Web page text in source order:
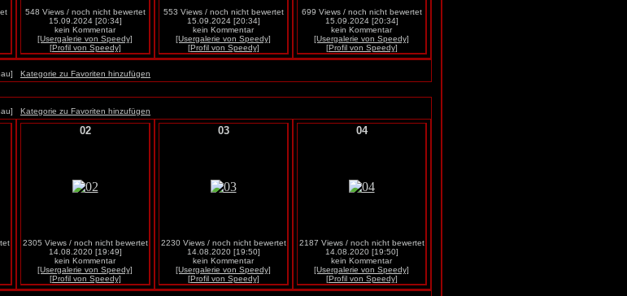
548 Views / noch nicht bewertet
15.09.2024 [20:34]
kein Kommentar
[Usergalerie von Speedy]
[Profil von Speedy]
553 Views / noch nicht bewertet
15.09.2024 [20:34]
kein Kommentar
[Usergalerie von Speedy]
[Profil von Speedy]
699 Views / noch nicht bewertet
15.09.2024 [20:34]
kein Kommentar
[Usergalerie von Speedy]
[Profil von Speedy]
Kategorie zu Favoriten hinzufügen
Kategorie zu Favoriten hinzufügen
02
2305 Views / noch nicht bewertet
14.08.2020 [19:49]
kein Kommentar
[Usergalerie von Speedy]
[Profil von Speedy]
03
2230 Views / noch nicht bewertet
14.08.2020 [19:50]
kein Kommentar
[Usergalerie von Speedy]
[Profil von Speedy]
04
2187 Views / noch nicht bewertet
14.08.2020 [19:50]
kein Kommentar
[Usergalerie von Speedy]
[Profil von Speedy]